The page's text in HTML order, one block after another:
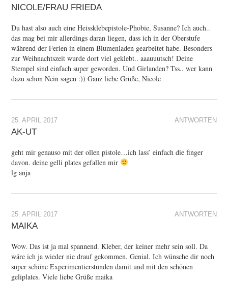
NICOLE/FRAU FRIEDA
Du hast also auch eine Heissklebepistole-Phobie, Susanne? Ich auch..
das mag bei mir allerdings daran liegen, dass ich in der Oberstufe
während der Ferien in einem Blumenladen gearbeitet habe. Besonders
zur Weihnachtszeit wurde dort viel geklebt.. aaauuutsch! Deine
Stempel sind einfach super geworden. Und Girlanden? Tss.. wer kann
dazu schon Nein sagen :)) Ganz liebe Grüße, Nicole
ANTWORTEN
25. APRIL 2017
AK-UT
geht mir genauso mit der ollen pistole…ich lass’ einfach die finger
davon. deine gelli plates gefallen mir
lg anja
ANTWORTEN
25. APRIL 2017
MAIKA
Wow. Das ist ja mal spannend. Kleber, der keiner mehr sein soll. Da
wäre ich ja wieder nie drauf gekommen. Genial. Ich wünsche dir noch
super schöne Experimentierstunden damit und mit den schönen
geliplates. Viele liebe Grüße maika